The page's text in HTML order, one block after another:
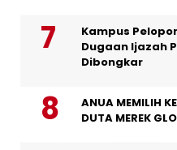
Kampus
Dugaan Ijazah
Dibongkar
ANUA MEMILIH
DUTA MEREK